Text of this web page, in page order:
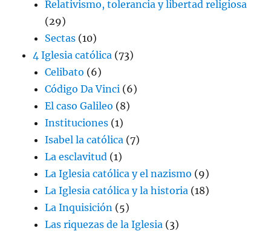
Relativismo, tolerancia y libertad religiosa
(29)
Sectas (10)
4 Iglesia católica (73)
Celibato (6)
Código Da Vinci (6)
El caso Galileo (8)
Instituciones (1)
Isabel la católica (7)
La esclavitud (1)
La Iglesia católica y el nazismo (9)
La Iglesia católica y la historia (18)
La Inquisición (5)
Las riquezas de la Iglesia (3)